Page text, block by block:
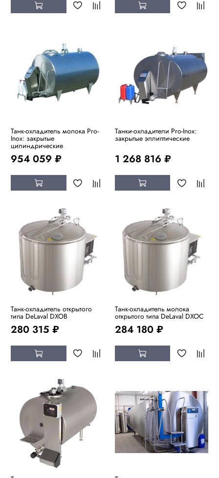
Танк-охладитель молока Pro-
Inox: закрытые
цилиндрические
954 059 ₽
Танки-охладители Pro-Inox:
закрытые эллиптические
1 268 816 ₽
Танк-охладитель открытого
типа DeLaval DXOB
280 315 ₽
Танк-охладитель молока
открытого типа DeLaval DXOC
284 180 ₽